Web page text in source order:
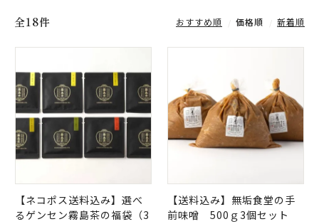
全18件 おすすめ順 価格順 新着順
【ネコポス送料込み】選べ
るゲンセン霧島茶の福袋（3
【送料込み】無垢食堂の手
前味噌 500ｇ3個セット